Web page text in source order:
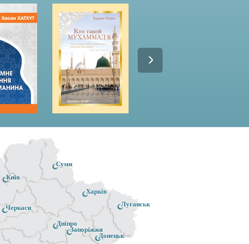
Донецьк
Черкаси
Київ
Луганськ
Дніпро
Суми
Запоріжжя
Харків